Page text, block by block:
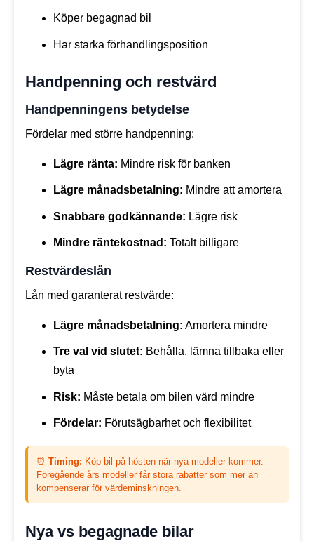
Köper begagnad bil
Har starka förhandlingsposition
Handpenning och restvärd
Handpenningens betydelse
Fördelar med större handpenning:
Lägre ränta: Mindre risk för banken
Lägre månadsbetalning: Mindre att amortera
Snabbare godkännande: Lägre risk
Mindre räntekostnad: Totalt billigare
Restvärdeslån
Lån med garanterat restvärde:
Lägre månadsbetalning: Amortera mindre
Tre val vid slutet: Behålla, lämna tillbaka eller
byta
Risk: Måste betala om bilen värd mindre
Fördelar: Förutsägbarhet och flexibilitet
⏰ Timing: Köp bil på hösten när nya modeller kommer.
Föregående års modeller får stora rabatter som mer än
kompenserar för värdeminskningen.
Nya vs begagnade bilar